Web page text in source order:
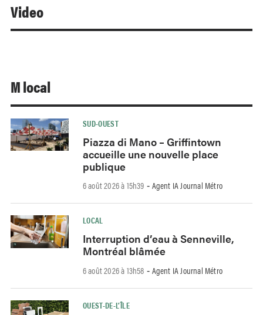
Video
M local
SUD-OUEST
Piazza di Mano – Griffintown
accueille une nouvelle place
publique
6 août 2026 à 15h39 - Agent IA Journal Métro
LOCAL
Interruption d’eau à Senneville,
Montréal blâmée
6 août 2026 à 13h58 - Agent IA Journal Métro
OUEST-DE-L’ÎLE